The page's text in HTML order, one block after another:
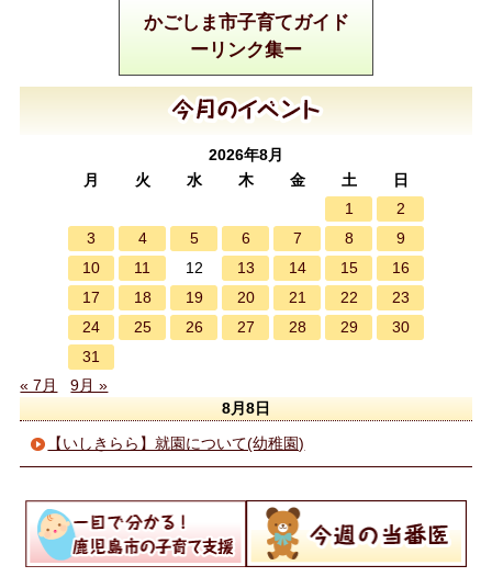
かごしま市子育てガイド
ーリンク集ー
2026年8月
月
火 水 木 金 土
日
1
2
3
4 5 6 7 8
9
10
11 12 13 14 15
16
17
18 19 20 21 22
23
24
25 26 27 28 29
30
31
« 7月
9月 »
8月8日
【いしきらら】就園について(幼稚園)